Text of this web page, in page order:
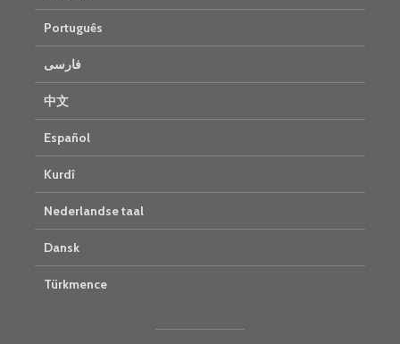
Português
فارسی
中文
Español
Kurdî
Nederlandse taal
Dansk
Türkmence